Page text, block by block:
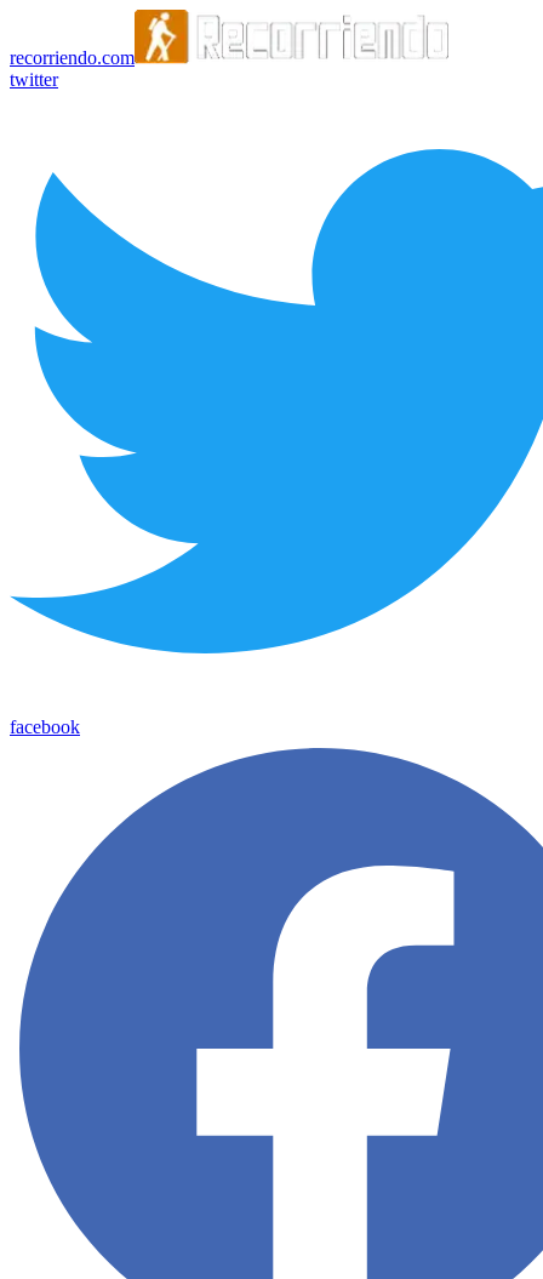
recorriendo.com
twitter
facebook